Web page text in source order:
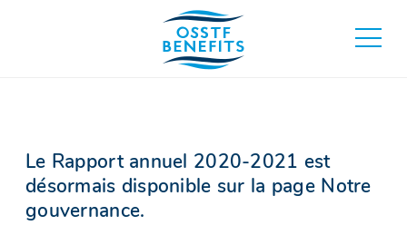
basculer
au
Le Rapport annuel 2020-2021 est
désormais disponible sur la page Notre
gouvernance.